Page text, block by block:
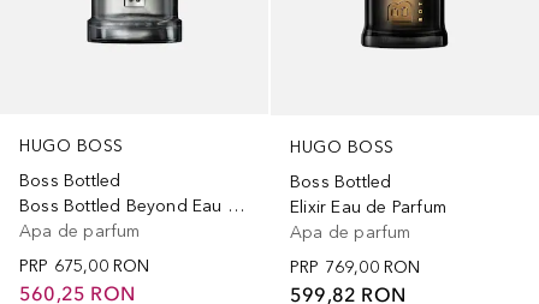
HUGO BOSS
Boss Bottled
Boss Bottled Beyond Eau de Parfum
Apa de parfum
PRP 675,00 RON
560,25 RON
HUGO BOSS
Boss Bottled
Elixir Eau de Parfum
Apa de parfum
PRP 769,00 RON
599,82 RON